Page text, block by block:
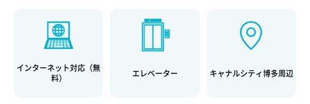
インターネット対応（無
料）
エレベーター キャナルシティ博多周辺